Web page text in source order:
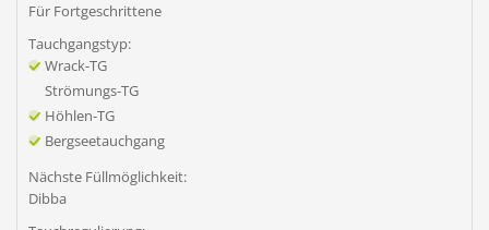
Für Fortgeschrittene
Tauchgangstyp:
Wrack-TG
Strömungs-TG
Höhlen-TG
Bergseetauchgang
Nächste Füllmöglichkeit:
Dibba